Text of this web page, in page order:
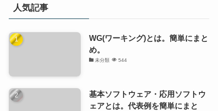
人気記事
WG(ワーキング)とは。簡単にまと
め。
未分類 544
基本ソフトウェア・応用ソフトウ
ェアとは。代表例を簡単にまと